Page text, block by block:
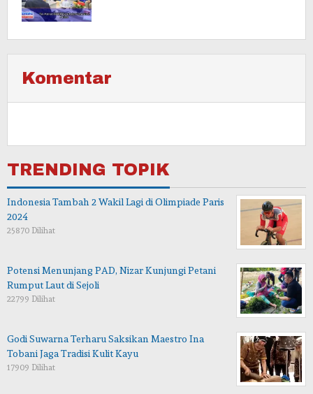
Komentar
TRENDING TOPIK
Indonesia Tambah 2 Wakil Lagi di Olimpiade Paris
2024
25870 Dilihat
Potensi Menunjang PAD, Nizar Kunjungi Petani
Rumput Laut di Sejoli
22799 Dilihat
Godi Suwarna Terharu Saksikan Maestro Ina
Tobani Jaga Tradisi Kulit Kayu
17909 Dilihat